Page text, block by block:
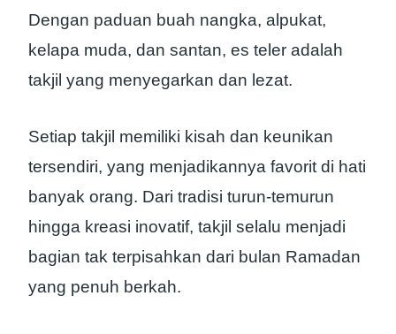
Dengan paduan buah nangka, alpukat,
kelapa muda, dan santan, es teler adalah
takjil yang menyegarkan dan lezat.
Setiap takjil memiliki kisah dan keunikan
tersendiri, yang menjadikannya favorit di hati
banyak orang. Dari tradisi turun-temurun
hingga kreasi inovatif, takjil selalu menjadi
bagian tak terpisahkan dari bulan Ramadan
yang penuh berkah.